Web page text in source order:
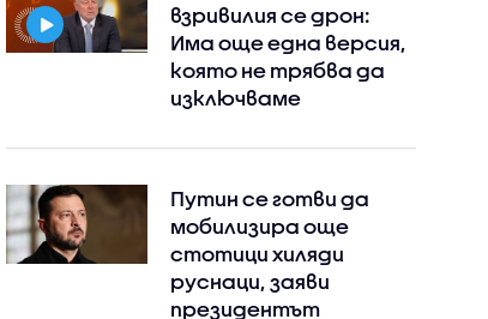
взривилия се дрон:
Има още една версия,
която не трябва да
изключваме
Путин се готви да
мобилизира още
стотици хиляди
руснаци, заяви
президентът